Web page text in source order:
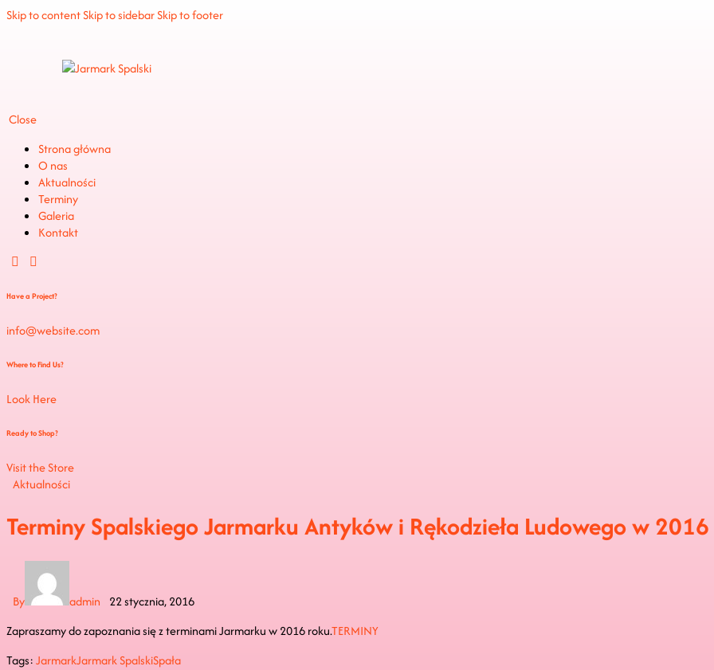
Skip to contentSkip to sidebarSkip to footer
Close
Strona główna
O nas
Aktualności
Terminy
Galeria
Kontakt
Have a Project?
info@website.com
Where to Find Us?
Look Here
Ready to Shop?
Visit the Store
Aktualności
Terminy Spalskiego Jarmarku Antyków i Rękodzieła Ludowego w
By admin
22 stycznia, 2016
Zapraszamy do zapoznania się z terminami Jarmarku w 2016 roku.TERMINY
Tags:JarmarkJarmark SpalskiSpała